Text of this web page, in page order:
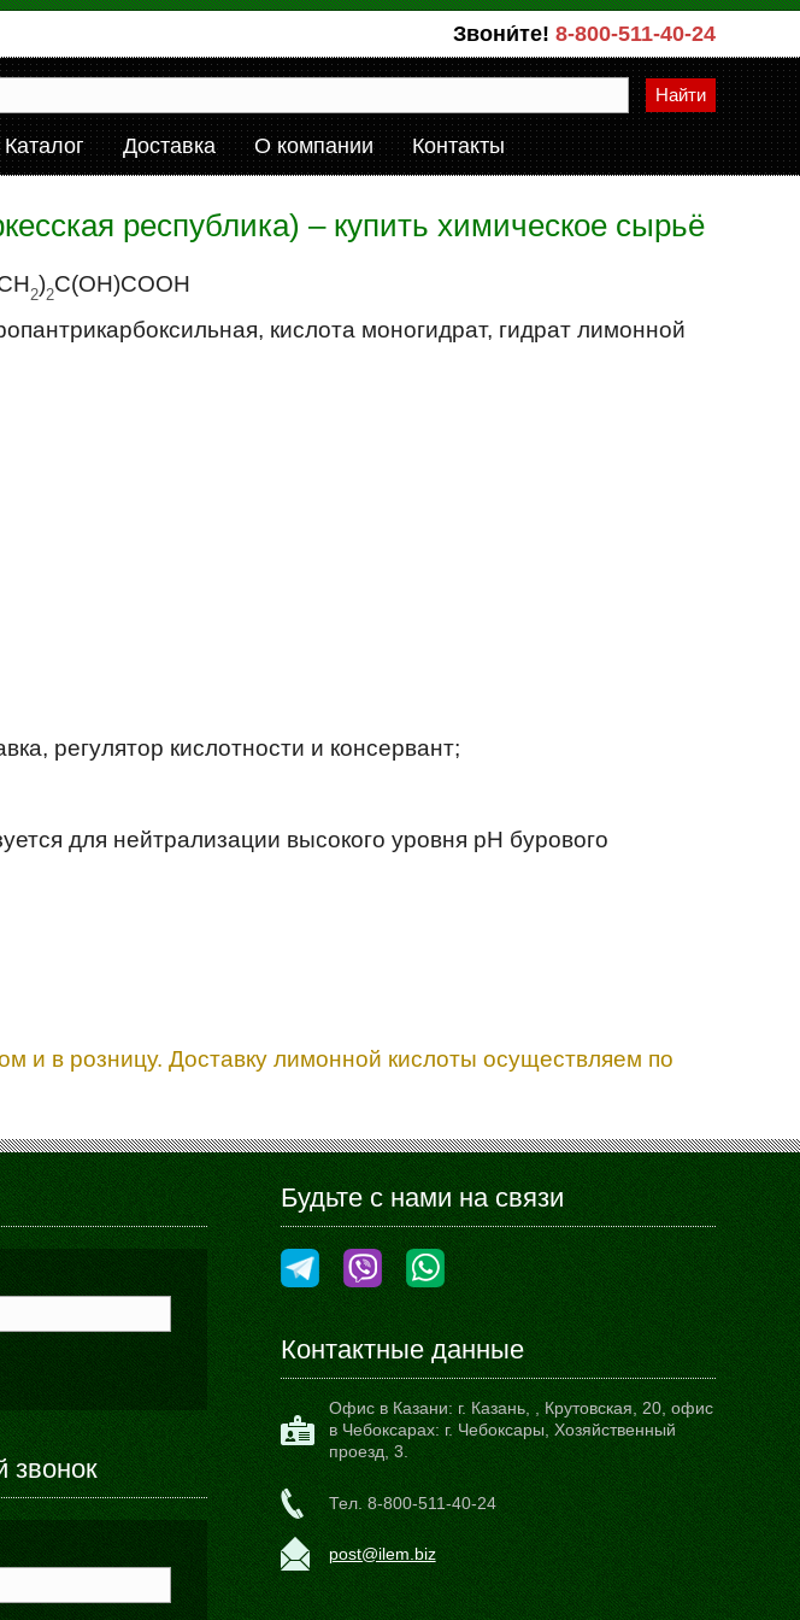
Звони́те! 8-800-511-40-24
Найти
Каталог Доставка О компании Контакты
республика) – купить химическое сырьё
2)2C(OH)COOH
кислота моногидрат, гидрат лимонной
регулятор кислотности и консервант;
для нейтрализации высокого уровня pH бурового
и в розницу. Доставку лимонной кислоты осуществляем по
звонок
Будьте с нами на связи
Контактные данные
Офис в Казани: г. Казань,,Крутовская, 20, офис
в Чебоксарах: г. Чебоксары, Хозяйственный
проезд, 3.
Тел.8-800-511-40-24
post@ilem.biz